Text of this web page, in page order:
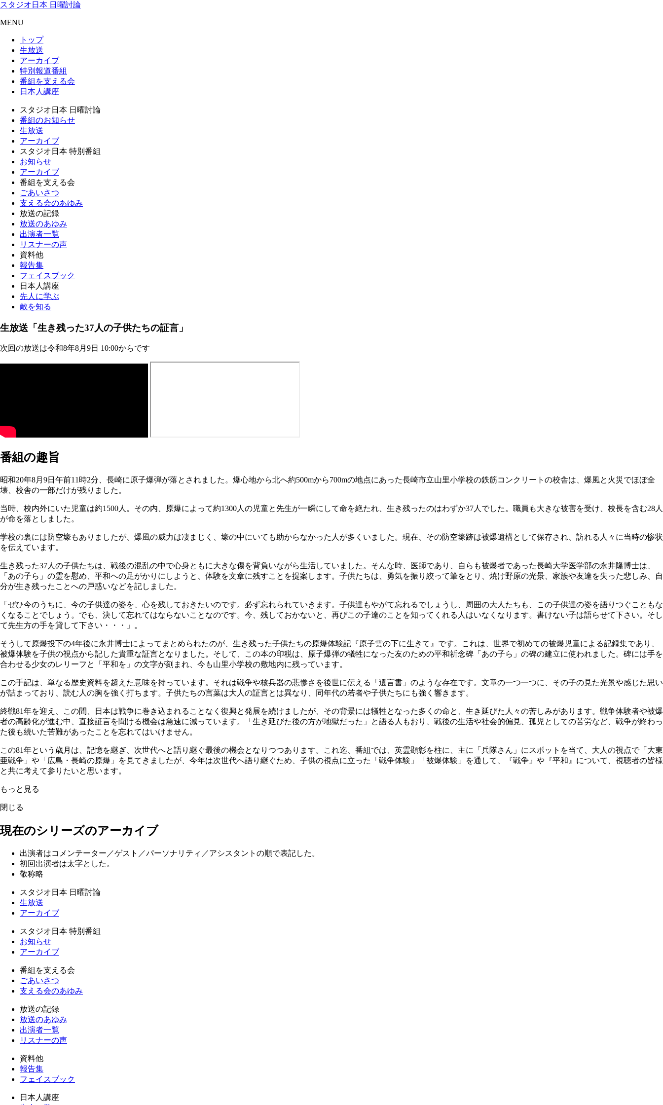
スタジオ日本 日曜討論
MENU
トップ
生放送
アーカイブ
特別報道番組
番組を支える会
日本人講座
スタジオ日本 日曜討論
番組のお知らせ
生放送
アーカイブ
スタジオ日本 特別番組
お知らせ
アーカイブ
番組を支える会
ごあいさつ
支える会のあゆみ
放送の記録
放送のあゆみ
出演者一覧
リスナーの声
資料他
報告集
フェイスブック
日本人講座
先人に学ぶ
敵を知る
生放送「生き残った37人の子供たちの証言」
次回の放送は令和8年8月9日 10:00からです
番組の趣旨
昭和20年8月9日午前11時2分、長崎に原子爆弾が落とされました。爆心地から北へ約500mから700mの地点にあった長崎市立山里小学校の鉄筋コンクリートの校舎は、爆風と火災でほぼ全
壊、校舎の一部だけが残りました。
当時、校内外にいた児童は約1500人。その内、原爆によって約1300人の児童と先生が一瞬にして命を絶たれ、生き残ったのはわずか37人でした。職員も大きな被害を受け、校長を含む28人
が命を落としました。
学校の裏には防空壕もありましたが、爆風の威力は凄まじく、壕の中にいても助からなかった人が多くいました。現在、その防空壕跡は被爆遺構として保存され、訪れる人々に当時の惨状
を伝えています。
生き残った37人の子供たちは、戦後の混乱の中で心身ともに大きな傷を背負いながら生活していました。そんな時、医師であり、自らも被爆者であった長崎大学医学部の永井隆博士は、
「あの子ら」の霊を慰め、平和への足がかりにしようと、体験を文章に残すことを提案します。子供たちは、勇気を振り絞って筆をとり、焼け野原の光景、家族や友達を失った悲しみ、自
分が生き残ったことへの戸惑いなどを記しました。
「ぜひ今のうちに、今の子供達の姿を、心を残しておきたいのです。必ず忘れられていきます。子供達もやがて忘れるでしょうし、周囲の大人たちも、この子供達の姿を語りつぐこともな
くなることでしょう。でも、決して忘れてはならないことなのです。今、残しておかないと、再びこの子達のことを知ってくれる人はいなくなります。書けない子は語らせて下さい。そし
て先生方の手を貸して下さい・・・」。
そうして原爆投下の4年後に永井博士によってまとめられたのが、生き残った子供たちの原爆体験記『原子雲の下に生きて』です。これは、世界で初めての被爆児童による記録集であり、
被爆体験を子供の視点から記した貴重な証言となりました。そして、この本の印税は、原子爆弾の犠牲になった友のための平和祈念碑「あの子ら」の碑の建立に使われました。碑には手を
合わせる少女のレリーフと「平和を」の文字が刻まれ、今も山里小学校の敷地内に残っています。
この手記は、単なる歴史資料を超えた意味を持っています。それは戦争や核兵器の悲惨さを後世に伝える「遺言書」のような存在です。文章の一つ一つに、その子の見た光景や感じた思い
が詰まっており、読む人の胸を強く打ちます。子供たちの言葉は大人の証言とは異なり、同年代の若者や子供たちにも強く響きます。
終戦81年を迎え、この間、日本は戦争に巻き込まれることなく復興と発展を続けましたが、その背景には犠牲となった多くの命と、生き延びた人々の苦しみがあります。戦争体験者や被爆
者の高齢化が進む中、直接証言を聞ける機会は急速に減っています。「生き延びた後の方が地獄だった」と語る人もおり、戦後の生活や社会的偏見、孤児としての苦労など、戦争が終わっ
た後も続いた苦難があったことを忘れてはいけません。
この81年という歳月は、記憶を継ぎ、次世代へと語り継ぐ最後の機会となりつつあります。これ迄、番組では、英霊顕彰を柱に、主に「兵隊さん」にスポットを当て、大人の視点で「大東
亜戦争」や「広島・長崎の原爆」を見てきましたが、今年は次世代へ語り継ぐため、子供の視点に立った「戦争体験」「被爆体験」を通して、『戦争』や『平和』について、視聴者の皆様
と共に考えて参りたいと思います。
もっと見る
閉じる
現在のシリーズのアーカイブ
出演者はコメンテーター／ゲスト／パーソナリティ／アシスタントの順で表記した。
初回出演者は太字とした。
敬称略
スタジオ日本 日曜討論
生放送
アーカイブ
スタジオ日本 特別番組
お知らせ
アーカイブ
番組を支える会
ごあいさつ
支える会のあゆみ
放送の記録
放送のあゆみ
出演者一覧
リスナーの声
資料他
報告集
フェイスブック
日本人講座